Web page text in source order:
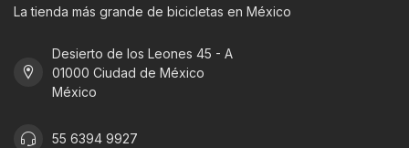
La tienda más grande de bicicletas en México
Desierto de los Leones 45 - A
01000 Ciudad de México
México
55 6394 9927